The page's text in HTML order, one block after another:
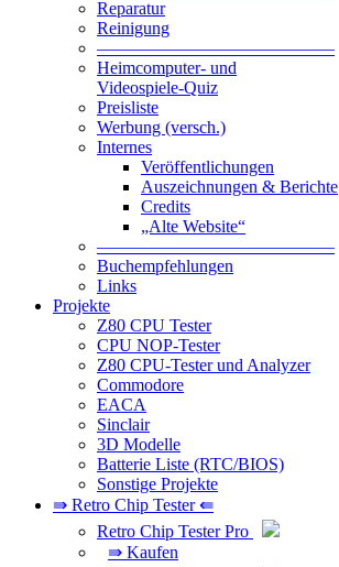
Reparatur
Reinigung
—————————————–
Heimcomputer- und
Videospiele-Quiz
Preisliste
Werbung (versch.)
Internes
Veröffentlichungen
Auszeichnungen & Berichte
Credits
„Alte Website“
—————————————–
Buchempfehlungen
Links
Projekte
Z80 CPU Tester
CPU NOP-Tester
Z80 CPU-Tester und Analyzer
Commodore
EACA
Sinclair
3D Modelle
Batterie Liste (RTC/BIOS)
Sonstige Projekte
⇛ Retro Chip Tester ⇚
Retro Chip Tester Pro
⇛ Kaufen